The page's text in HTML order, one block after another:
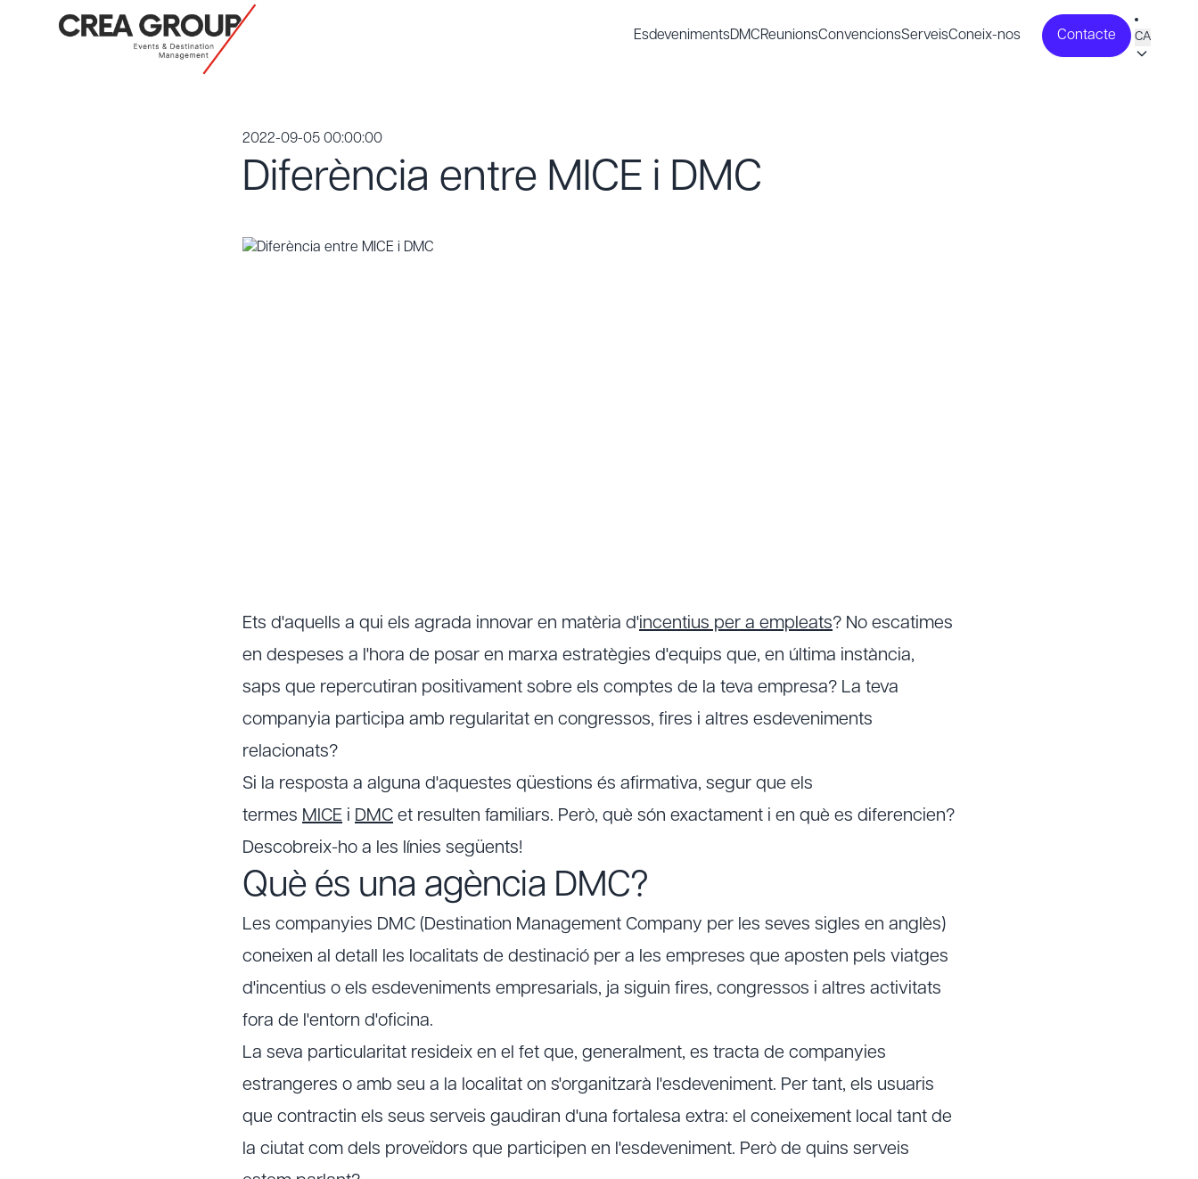
EsdevenimentsDMCReunionsConvencionsServeisConeix-nos Contacte CA
2022-09-05 00:00:00
Diferència entre MICE i DMC
Ets d'aquells a qui els agrada innovar en matèria d'incentius per a empleats? No escatimes
en despeses a l'hora de posar en marxa estratègies d'equips que, en última instància,
saps que repercutiran positivament sobre els comptes de la teva empresa? La teva
companyia participa amb regularitat en congressos, fires i altres esdeveniments
relacionats?
Si la resposta a alguna d'aquestes qüestions és afirmativa, segur que els
termes MICE i DMC et resulten familiars. Però, què són exactament i en què es diferencien?
Descobreix-ho a les línies següents!
Què és una agència DMC?
Les companyies DMC (Destination Management Company per les seves sigles en anglès)
coneixen al detall les localitats de destinació per a les empreses que aposten pels viatges
d'incentius o els esdeveniments empresarials, ja siguin fires, congressos i altres activitats
fora de l'entorn d'oficina.
La seva particularitat resideix en el fet que, generalment, es tracta de companyies
estrangeres o amb seu a la localitat on s'organitzarà l'esdeveniment. Per tant, els usuaris
que contractin els seus serveis gaudiran d'una fortalesa extra: el coneixement local tant de
la ciutat com dels proveïdors que participen en l'esdeveniment. Però de quins serveis